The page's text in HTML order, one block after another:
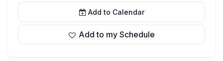
Add to Calendar
Add to my Schedule